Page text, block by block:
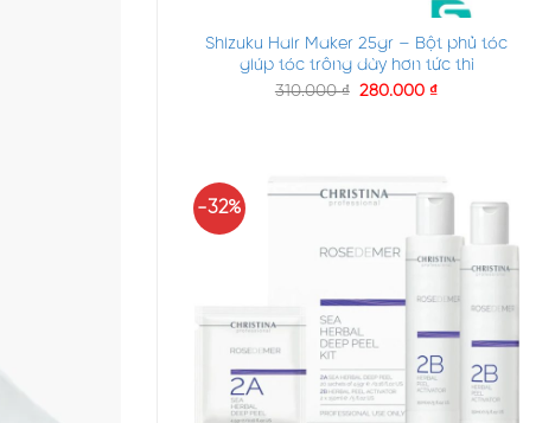
Shizuku Hair Maker 25gr – Bột phủ tóc
giúp tóc trông dày hơn tức thì
310.000₫ 280.000₫
-32%